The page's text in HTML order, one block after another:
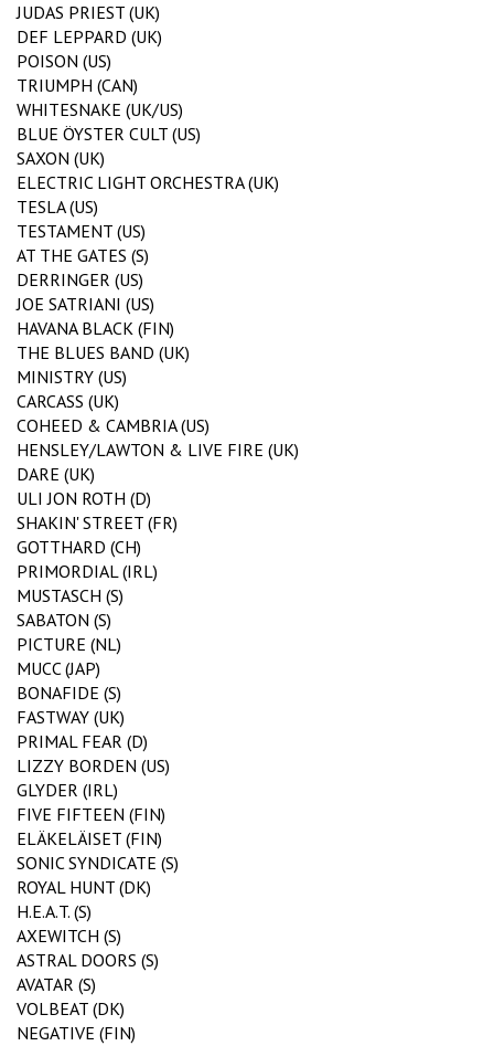
JUDAS PRIEST (UK)
DEF LEPPARD (UK)
POISON (US)
TRIUMPH (CAN)
WHITESNAKE (UK/US)
BLUE ÖYSTER CULT (US)
SAXON (UK)
ELECTRIC LIGHT ORCHESTRA (UK)
TESLA (US)
TESTAMENT (US)
AT THE GATES (S)
DERRINGER (US)
JOE SATRIANI (US)
HAVANA BLACK (FIN)
THE BLUES BAND (UK)
MINISTRY (US)
CARCASS (UK)
COHEED & CAMBRIA (US)
HENSLEY/LAWTON & LIVE FIRE (UK)
DARE (UK)
ULI JON ROTH (D)
SHAKIN' STREET (FR)
GOTTHARD (CH)
PRIMORDIAL (IRL)
MUSTASCH (S)
SABATON (S)
PICTURE (NL)
MUCC (JAP)
BONAFIDE (S)
FASTWAY (UK)
PRIMAL FEAR (D)
LIZZY BORDEN (US)
GLYDER (IRL)
FIVE FIFTEEN (FIN)
ELÄKELÄISET (FIN)
SONIC SYNDICATE (S)
ROYAL HUNT (DK)
H.E.A.T. (S)
AXEWITCH (S)
ASTRAL DOORS (S)
AVATAR (S)
VOLBEAT (DK)
NEGATIVE (FIN)